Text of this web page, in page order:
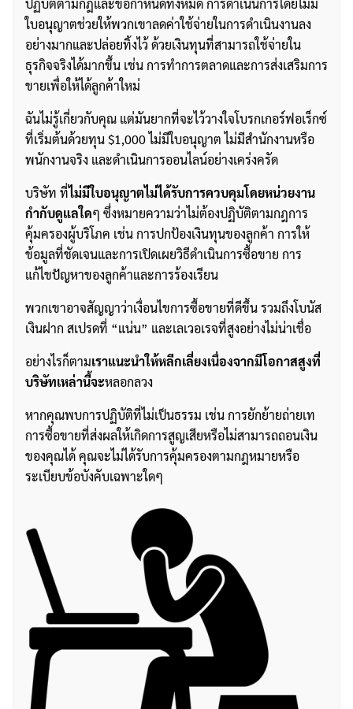
ค้นหา
สำหรับ:
ปฏิบัติตามกฎและข้อกำหนดทั้งหมด การดำเนินการโดยไม่มี
ใบอนุญาตช่วยให้พวกเขาลดค่าใช้จ่ายในการดำเนินงานลง
อย่างมากและปล่อยทิ้งไว้ ด้วยเงินทุนที่สามารถใช้จ่ายใน
ธุรกิจจริงได้มากขึ้น เช่น การทำการตลาดและการส่งเสริมการ
ขายเพื่อให้ได้ลูกค้าใหม่
ฉันไม่รู้เกี่ยวกับคุณ แต่มันยากที่จะไว้วางใจโบรกเกอร์ฟอเร็กซ์
ที่เริ่มต้นด้วยทุน $1,000 ไม่มีใบอนุญาต ไม่มีสำนักงานหรือ
พนักงานจริง และดำเนินการออนไลน์อย่างเคร่งครัด
บริษัท ที่ไม่มีใบอนุญาตไม่ได้รับการควบคุมโดยหน่วยงาน
กำกับดูแลใดๆ ซึ่งหมายความว่าไม่ต้องปฏิบัติตามกฎการ
คุ้มครองผู้บริโภค เช่น การปกป้องเงินทุนของลูกค้า การให้
ข้อมูลที่ชัดเจนและการเปิดเผยวิธีดำเนินการซื้อขาย การ
แก้ไขปัญหาของลูกค้าและการร้องเรียน
พวกเขาอาจสัญญาว่าเงื่อนไขการซื้อขายที่ดีขึ้น รวมถึงโบนัส
เงินฝาก สเปรดที่ “แน่น” และเลเวอเรจที่สูงอย่างไม่น่าเชื่อ
อย่างไรก็ตามเราแนะนำให้หลีกเลี่ยงเนื่องจากมีโอกาสสูงที่
บริษัทเหล่านี้จะหลอกลวง
หากคุณพบการปฏิบัติที่ไม่เป็นธรรม เช่น การยักย้ายถ่ายเท
การซื้อขายที่ส่งผลให้เกิดการสูญเสียหรือไม่สามารถถอนเงิน
ของคุณได้ คุณจะไม่ได้รับการคุ้มครองตามกฎหมายหรือ
ระเบียบข้อบังคับเฉพาะใดๆ